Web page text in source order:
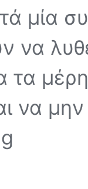
μία
να
τα
να